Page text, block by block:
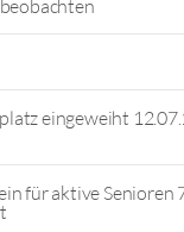
eingeweiht
für aktive Senioren